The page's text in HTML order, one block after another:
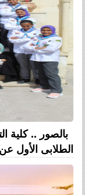
بالصور .. كلية
الطلابى الأول